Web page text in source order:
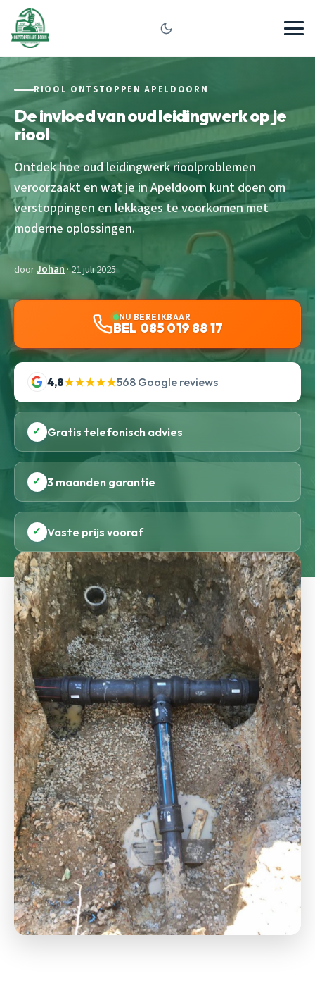
RIOOL ONTSTOPPEN APELDOORN
De invloed van oud leidingwerk op je
riool
Ontdek hoe oud leidingwerk rioolproblemen
veroorzaakt en wat je in Apeldoorn kunt doen om
verstoppingen en lekkages te voorkomen met
moderne oplossingen.
doorJohan· 21 juli 2025
NU BEREIKBAAR
BEL 085 019 88 17
4,8★★★★★568 Google reviews
✓ Gratis telefonisch advies
✓ 3 maanden garantie
✓ Vaste prijs vooraf